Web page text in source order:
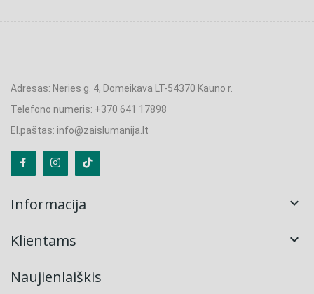
Adresas: Neries g. 4, Domeikava LT-54370 Kauno r.
Telefono numeris: +370 641 17898
El.paštas: info@zaislumanija.lt
Informacija 
Klientams 
Naujienlaiškis